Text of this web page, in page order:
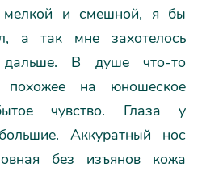
и смешной, я бы
а так мне захотелось
дальше. В душе что-то
похожее на юношеское
чувство. Глаза у
Аккуратный нос
без изъянов кожа